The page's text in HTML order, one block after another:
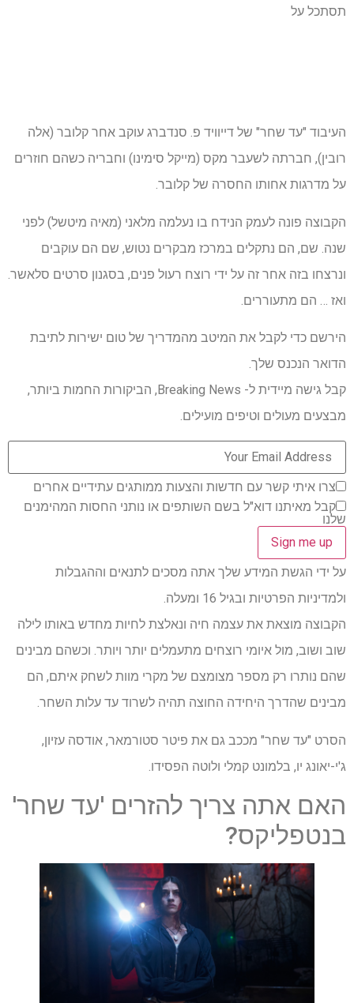
תסתכל על
העיבוד "עד שחר" של דייוויד פ. סנדברג עוקב אחר קלובר (אלה
רובין), חברתה לשעבר מקס (מייקל סימינו) וחבריה כשהם חוזרים
על מדרגות אחותו החסרה של קלובר.
הקבוצה פונה לעמק הנידח בו נעלמה מלאני (מאיה מיטשל) לפני
שנה. שם, הם נתקלים במרכז מבקרים נטוש, שם הם עוקבים
ונרצחו בזה אחר זה על ידי רוצח רעול פנים, בסגנון סרטים סלאשר.
ואז … הם מתעוררים.
הירשם כדי לקבל את המיטב מהמדריך של טום ישירות לתיבת
הדואר הנכנס שלך.
קבל גישה מיידית ל- Breaking News, הביקורות החמות ביותר,
מבצעים מעולים וטיפים מועילים.
צרו איתי קשר עם חדשות והצעות ממותגים עתידיים אחרים
קבל מאיתנו דוא"ל בשם השותפים או נותני החסות המהימנים
שלנו
על ידי הגשת המידע שלך אתה מסכים לתנאים וההגבלות
ולמדיניות הפרטיות ובגיל 16 ומעלה.
הקבוצה מוצאת את עצמה חיה ונאלצת לחיות מחדש באותו לילה
שוב ושוב, מול איומי רוצחים מתעמלים יותר ויותר. וכשהם מבינים
שהם נותרו רק מספר מצומצם של מקרי מוות לשחק איתם, הם
מבינים שהדרך היחידה החוצה תהיה לשרוד עד עלות השחר.
הסרט "עד שחר" מככב גם את פיטר סטורמאר, אודסה עזיון,
ג'י-יאונג יו, בלמונט קמלי ולוטה הפסידו.
האם אתה צריך להזרים 'עד שחר'
בנטפליקס?